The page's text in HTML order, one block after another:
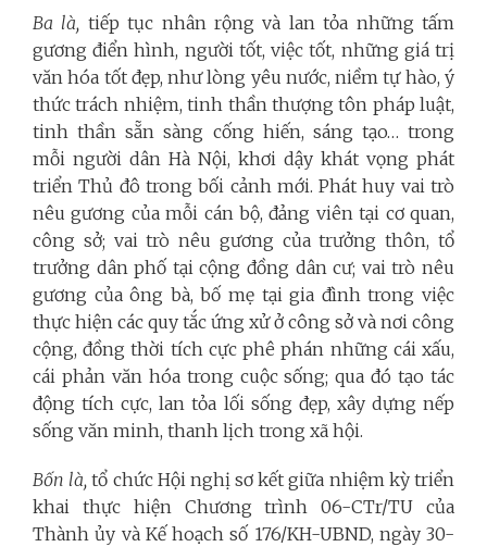
Ba là, tiếp tục nhân rộng và lan tỏa những tấm
gương điển hình, người tốt, việc tốt, những giá trị
văn hóa tốt đẹp, như lòng yêu nước, niềm tự hào, ý
thức trách nhiệm, tinh thần thượng tôn pháp luật,
tinh thần sẵn sàng cống hiến, sáng tạo… trong
mỗi người dân Hà Nội, khơi dậy khát vọng phát
triển Thủ đô trong bối cảnh mới. Phát huy vai trò
nêu gương của mỗi cán bộ, đảng viên tại cơ quan,
công sở; vai trò nêu gương của trưởng thôn, tổ
trưởng dân phố tại cộng đồng dân cư; vai trò nêu
gương của ông bà, bố mẹ tại gia đình trong việc
thực hiện các quy tắc ứng xử ở công sở và nơi công
cộng, đồng thời tích cực phê phán những cái xấu,
cái phản văn hóa trong cuộc sống; qua đó tạo tác
động tích cực, lan tỏa lối sống đẹp, xây dựng nếp
sống văn minh, thanh lịch trong xã hội.
Bốn là, tổ chức Hội nghị sơ kết giữa nhiệm kỳ triển
khai thực hiện Chương trình 06-CTr/TU của
Thành ủy và Kế hoạch số 176/KH-UBND, ngày 30-